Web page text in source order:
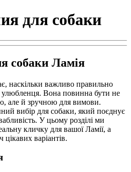
для собаки
собаки Ламія
наскільки важливо правильно
улюбленця. Вона повинна бути не
але й зручною для вимови.
вибір для собаки, який поєднує
У цьому розділі ми
кличку для вашої Ламії, а
варіантів.